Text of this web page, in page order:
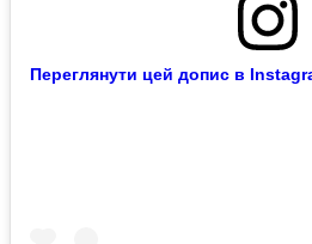
Переглянути цей допис в